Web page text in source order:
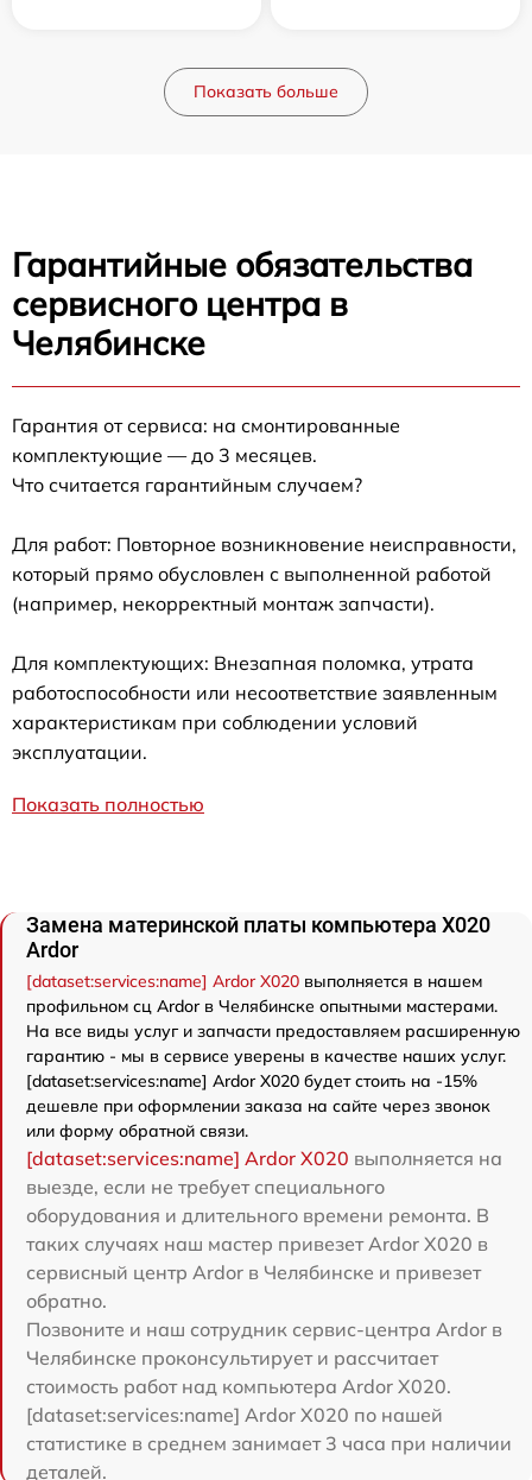
Показать больше
Гарантийные обязательства
сервисного центра в
Челябинске
Гарантия от сервиса: на смонтированные
комплектующие — до 3 месяцев.
Что считается гарантийным случаем?
Для работ: Повторное возникновение неисправности,
который прямо обусловлен с выполненной работой
(например, некорректный монтаж запчасти).
Для комплектующих: Внезапная поломка, утрата
работоспособности или несоответствие заявленным
характеристикам при соблюдении условий
эксплуатации.
Показать полностью
Замена материнской платы компьютера X020
Ardor
[dataset:services:name] Ardor X020 выполняется в нашем
профильном сц Ardor в Челябинске опытными мастерами.
На все виды услуг и запчасти предоставляем расширенную
гарантию - мы в сервисе уверены в качестве наших услуг.
[dataset:services:name] Ardor X020 будет стоить на -15%
дешевле при оформлении заказа на сайте через звонок
или форму обратной связи.
[dataset:services:name] Ardor X020 выполняется на
выезде, если не требует специального
оборудования и длительного времени ремонта. В
таких случаях наш мастер привезет Ardor X020 в
сервисный центр Ardor в Челябинске и привезет
обратно.
Позвоните и наш сотрудник сервис-центра Ardor в
Челябинске проконсультирует и рассчитает
стоимость работ над компьютера Ardor X020.
[dataset:services:name] Ardor X020 по нашей
статистике в среднем занимает 3 часа при наличии
деталей.